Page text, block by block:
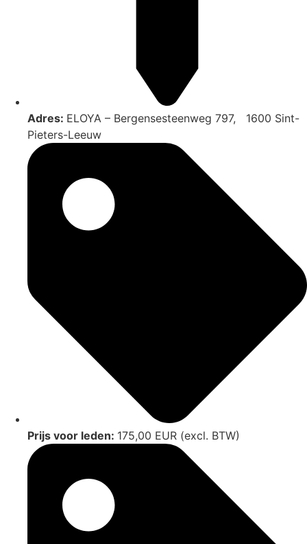
Adres: ELOYA – Bergensesteenweg 797, 1600 Sint-
Pieters-Leeuw
Prijs voor leden: 175,00 EUR (excl. BTW)